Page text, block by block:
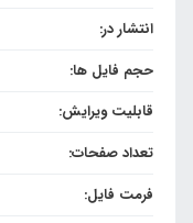
انتشار در:
حجم فایل ها:
قابلیت ویرایش:
تعداد صفحات:
فرمت فایل: